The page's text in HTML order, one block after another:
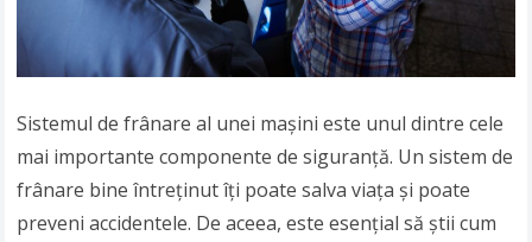
Sistemul de frânare al unei mașini este unul dintre cele
mai importante componente de siguranță. Un sistem de
frânare bine întreținut îți poate salva viața și poate
preveni accidentele. De aceea, este esențial să știi cum